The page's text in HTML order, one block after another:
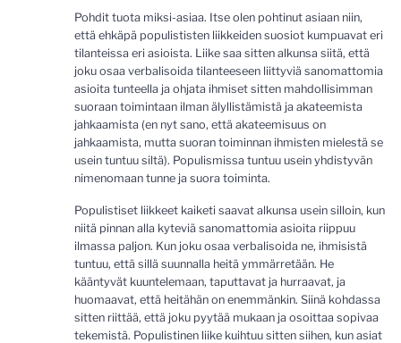
Pohdit tuota miksi-asiaa. Itse olen pohtinut asiaan niin,
että ehkäpä populististen liikkeiden suosiot kumpuavat eri
tilanteissa eri asioista. Liike saa sitten alkunsa siitä, että
joku osaa verbalisoida tilanteeseen liittyviä sanomattomia
asioita tunteella ja ohjata ihmiset sitten mahdollisimman
suoraan toimintaan ilman älyllistämistä ja akateemista
jahkaamista (en nyt sano, että akateemisuus on
jahkaamista, mutta suoran toiminnan ihmisten mielestä se
usein tuntuu siltä). Populismissa tuntuu usein yhdistyvän
nimenomaan tunne ja suora toiminta.
Populistiset liikkeet kaiketi saavat alkunsa usein silloin, kun
niitä pinnan alla kyteviä sanomattomia asioita riippuu
ilmassa paljon. Kun joku osaa verbalisoida ne, ihmisistä
tuntuu, että sillä suunnalla heitä ymmärretään. He
kääntyvät kuuntelemaan, taputtavat ja hurraavat, ja
huomaavat, että heitähän on enemmänkin. Siinä kohdassa
sitten riittää, että joku pyytää mukaan ja osoittaa sopivaa
tekemistä. Populistinen liike kuihtuu sitten siihen, kun asiat